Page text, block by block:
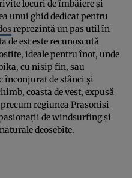
locuri de îmbăiere și
unui ghid dedicat pentru
reprezintă un pas util în
est este recunoscută
ideale pentru înot, unde
cu nisip fin, sau
înconjurat de stânci și
coasta de vest, expusă
regiunea Prasonisi
de windsurfing și
deosebite.